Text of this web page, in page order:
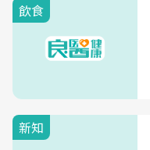
飲食
新知